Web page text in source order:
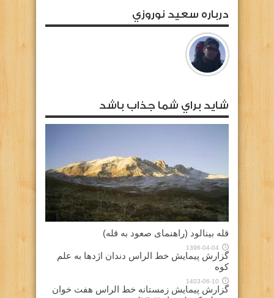
درباره سعيد نوروزي
شايد براي شما جذاب باشد
قله بینالود (راهنمای صعود به قله)
1396-04-04
گزارش پیمایش خط الراس دندان اژدها به علم
کوه
1403-06-10
گزارش پیمایش زمستانه خط الراس هفت خوان